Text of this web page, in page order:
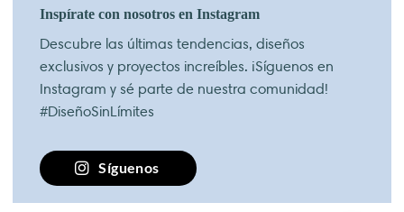
Inspírate con nosotros en Instagram
Descubre las últimas tendencias, diseños
exclusivos y proyectos increíbles. ¡Síguenos en
Instagram y sé parte de nuestra comunidad!
#DiseñoSinLímites
Síguenos